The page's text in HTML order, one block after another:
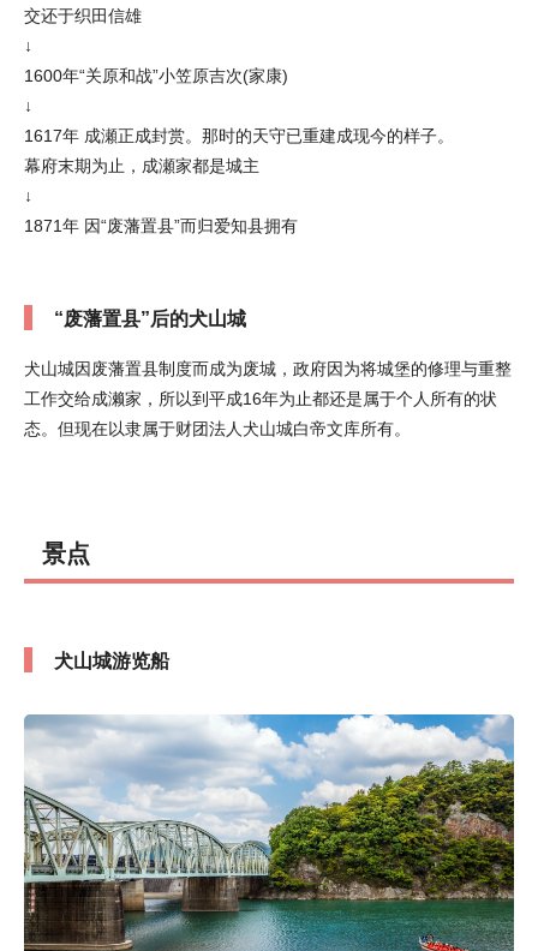
交还于织田信雄
↓
1600年“关原和战”小笠原吉次(家康)
↓
1617年 成瀬正成封赏。那时的天守已重建成现今的样子。
幕府末期为止，成瀬家都是城主
↓
1871年 因“废藩置县”而归爱知县拥有
“废藩置县”后的犬山城
犬山城因废藩置县制度而成为废城，政府因为将城堡的修理与重整
工作交给成濑家，所以到平成16年为止都还是属于个人所有的状
态。但现在以隶属于财团法人犬山城白帝文库所有。
景点
犬山城游览船